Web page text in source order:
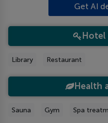
Get AI
Library Restaurant
Health
Sauna Gym Spa